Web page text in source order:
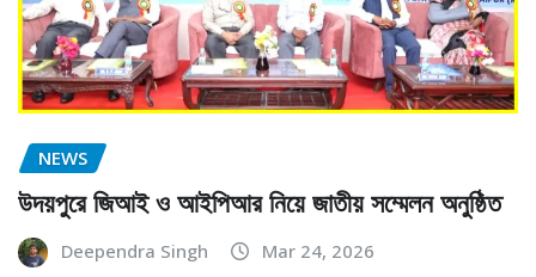
NEWS
উদয়পুরে জিআই ও আইপিআর নিয়ে জাতীয় সম্মেলন অনুষ্ঠিত
Deependra Singh Mar 24, 2026